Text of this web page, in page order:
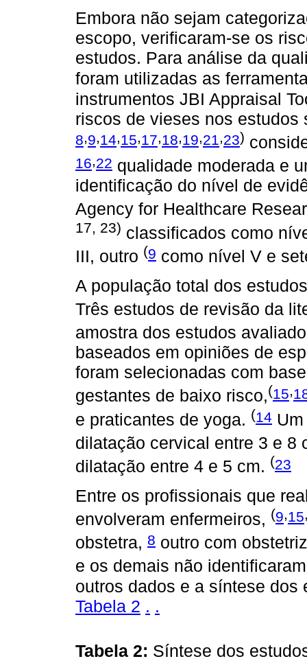
Embora não sejam
escopo, verificaram-se os
estudos. Para análise da
foram utilizadas as
instrumentos JBI Appraisal
riscos de vieses nos
8,9,14,15,17,18,19,21,23)
16,22 qualidade moderada e
identificação do nível de
Agency for Healthcare
17, 23) classificados como
III, outro (9 como nível V e
A população total dos
Três estudos de revisão da
amostra dos estudos
baseados em opiniões de
foram selecionadas com
gestantes de baixo risco,(15,
e praticantes de yoga. (14
dilatação cervical entre 3 e 8
dilatação entre 4 e 5 cm. (23
Entre os profissionais que
envolveram enfermeiros, (9,15
obstetra, 8 outro com
e os demais não
outros dados e a síntese
Tabela 2 . .
Tabela 2: Síntese dos